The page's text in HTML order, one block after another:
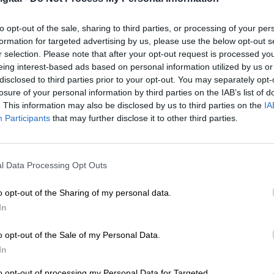
opt-out of the sale, sharing to third parties, or processing of your
for targeted advertising by us, please use the below opt-out
selection. Please note that after your opt-out request is processed
interest-based ads based on personal information utilized by us
to third parties prior to your opt-out. You may separately
of your personal information by third parties on the IAB’s list of
This information may also be disclosed by us to third parties on the
Participants that may further disclose it to other third parties.
Data Processing Opt Outs
opt-out of the Sharing of my personal data.
opt-out of the Sale of my Personal Data.
por lo que el mundo moderno arrancó
Paradójicamente, cuando se establece que
la mayoría estaba excluida, porque
”.
200 años no ha terminado, y en muchos
aún a día de hoy tiene más que ver
innovadoras. Para alcanzar nuestro
pero la igualdad no es la meta.La meta es la
una de nosotras
“ al propio movimiento sindical le costó mucho
Por un lado continúa la lucha por la
progresiva, de la mujer almercado laboral
,
económica
a plantearse desde no hace mucho tiempo el
donde las mujeres acumulamos experiencia
de ese trabajo